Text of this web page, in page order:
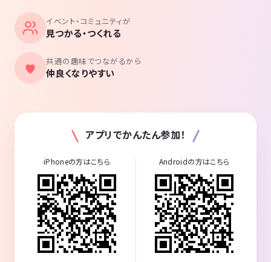
イベント・コミュニティが
見つかる・つくれる
共通の趣味でつながるから
仲良くなりやすい
アプリでかんたん参加！
iPhoneの方はこちら Androidの方はこちら